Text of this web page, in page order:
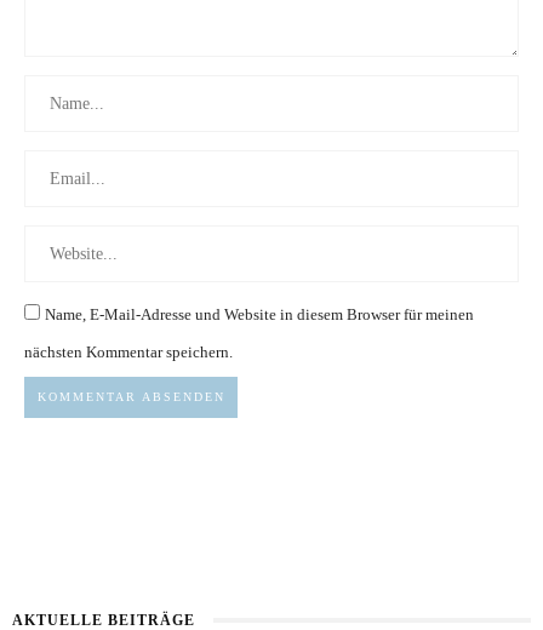
Name, E-Mail-Adresse und Website in diesem Browser für meinen
nächsten Kommentar speichern.
AKTUELLE BEITRÄGE